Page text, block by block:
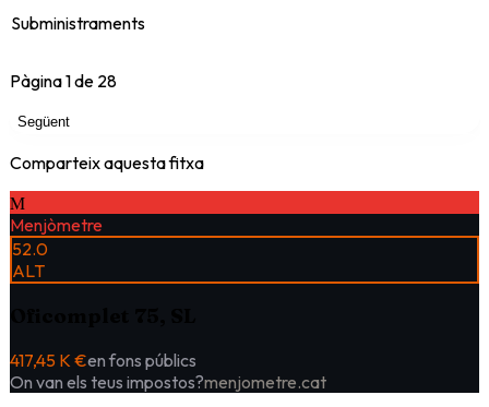
Subministraments
Pàgina1de 28
Següent
Comparteix aquesta fitxa
M
Menjòmetre
52.0
ALT
417,45 K €en fons públics
On van els teus impostos?menjometre.cat